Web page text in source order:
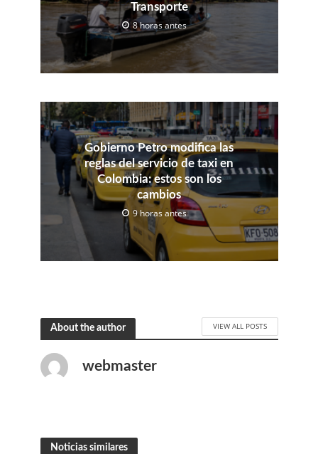
Transporte
8 horas antes
Gobierno Petro modifica las
reglas del servicio de taxi en
Colombia: estos son los
cambios
9 horas antes
About the author VIEW ALL POSTS
webmaster
Noticias similares